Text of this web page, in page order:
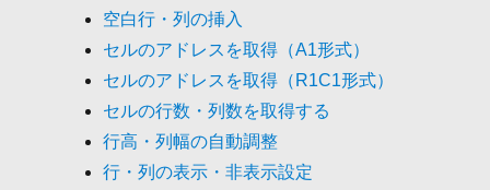
空白行・列の挿入
セルのアドレスを取得（A1形式）
セルのアドレスを取得（R1C1形式）
セルの行数・列数を取得する
行高・列幅の自動調整
行・列の表示・非表示設定